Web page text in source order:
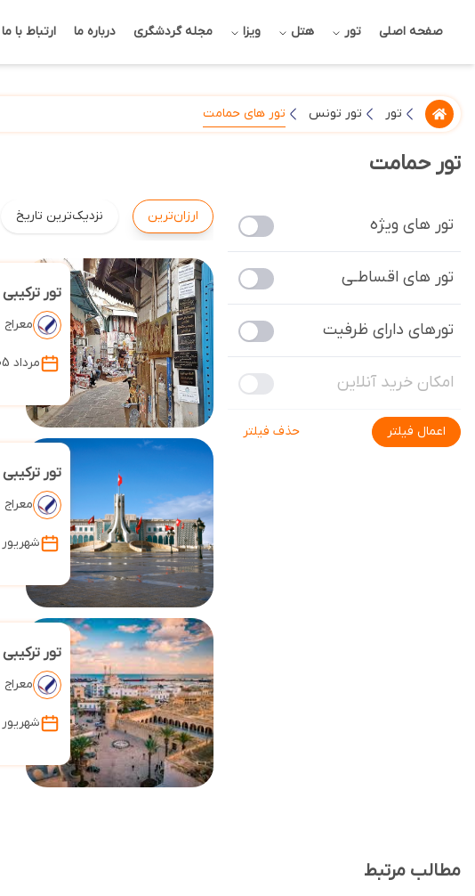
صفحه اصلی تور هتل ویزا مجله گردشگری درباره ما ارتباط با ما
تور تور تونس تور های حمامت
تور حمامت
تور های ویژه
تور های اقساطـی
تورهای دارای ظرفیت
امکان خرید آنلاین
اعمال فیلتر حذف فیلتر
ارزان‌ترین نزدیک‌ترین تاریخ
تور ترکیبی
معراج
مرداد 1405
تور ترکیبی
معراج
شهریور 1405
تور ترکیبی
معراج
شهریور 1405
مطالب مرتبط